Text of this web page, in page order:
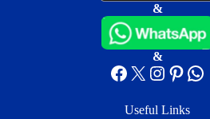
&
&
Facebook
X
Useful Links